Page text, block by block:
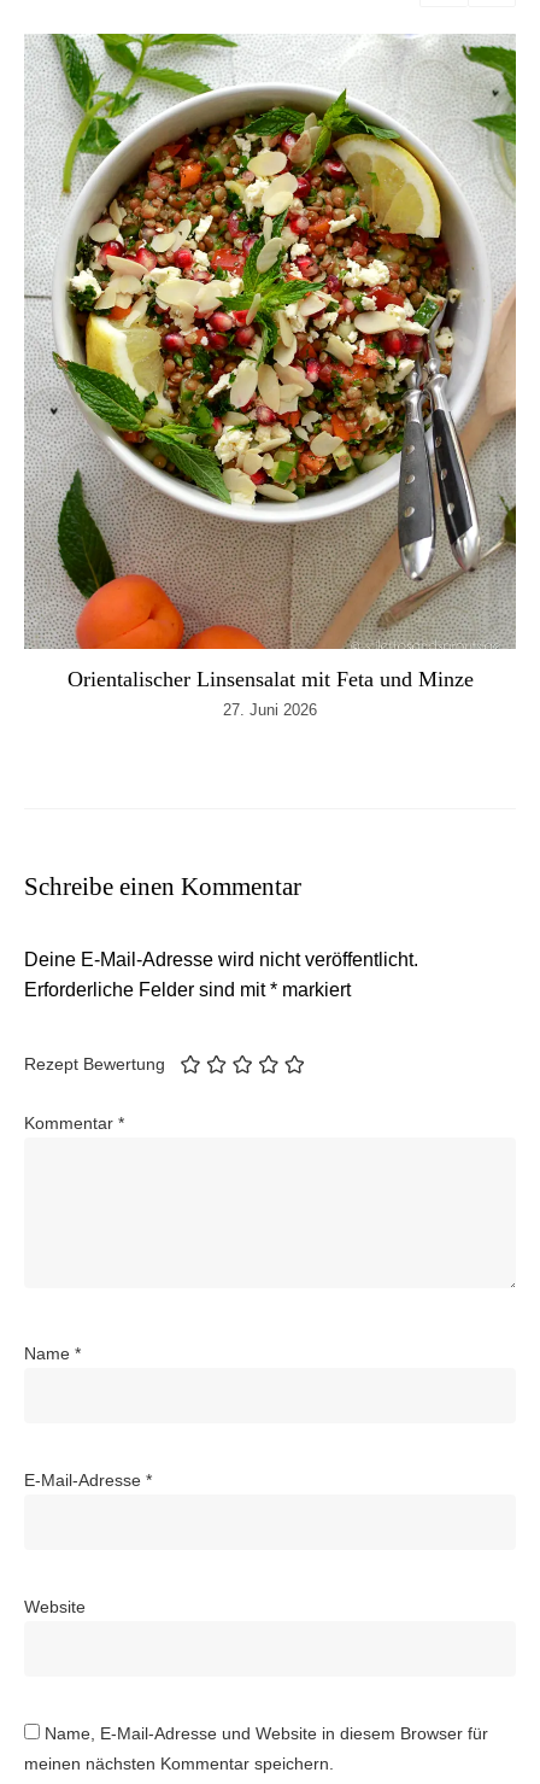
Orientalischer Linsensalat mit Feta und Minze
27. Juni 2026
Schreibe einen Kommentar
Deine E-Mail-Adresse wird nicht veröffentlicht.
Erforderliche Felder sind mit* markiert
Rezept Bewertung
Kommentar *
Name *
E-Mail-Adresse *
Website
Name, E-Mail-Adresse und Website in diesem Browser für
meinen nächsten Kommentar speichern.